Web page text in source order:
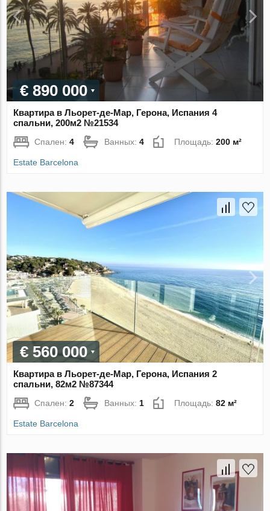
€ 890 000
Квартира в Льорет-де-Мар, Герона, Испания 4
спальни, 200м2 №21534
Спален:4 Ванных:4 Площадь:200 м²
Estate Barcelona
€ 560 000
Квартира в Льорет-де-Мар, Герона, Испания 2
спальни, 82м2 №87344
Спален:2 Ванных:1 Площадь:82 м²
Estate Barcelona